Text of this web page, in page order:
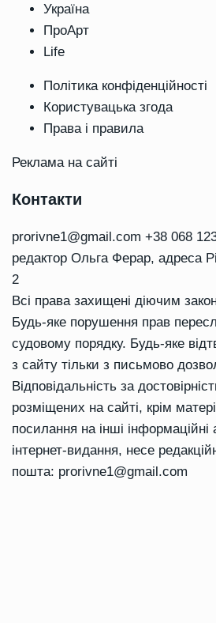
Україна
ПроАрт
Life
Політика конфіденційності
Користувацька згода
Права і правила
Реклама на сайті
Контакти
prorivne1@gmail.com +38 068
редактор Ольга Ферар, адреса
2
Всі права захищені діючим
Будь-яке порушення прав
судовому порядку. Будь-яке
з сайту тільки з письмово
Відповідальність за
розміщених на сайті, крім
посилання на інші інформаційні
інтернет-видання, несе
пошта: prorivne1@gmail.com